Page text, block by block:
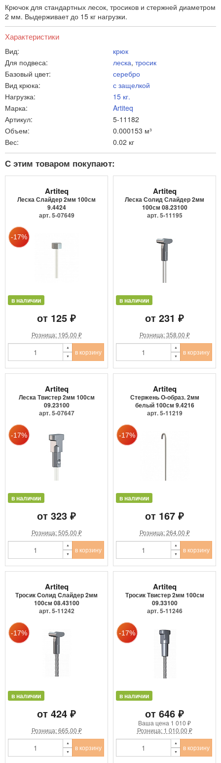
Крючок для стандартных лесок, тросиков и стержней диаметром
2 мм. Выдерживает до 15 кг нагрузки.
Характеристики
Вид:
крюк
Для подвеса:
леска, тросик
Базовый цвет:
серебро
Вид крюка:
с защелкой
Нагрузка:
15 кг.
Марка:
Artiteq
Артикул:
5-11182
Объем:
0.000153 м³
Вес:
0.02 кг
С этим товаром покупают:
Artiteq
Леска Слайдер 2мм 100см
9.4424
арт. 5-07649
в наличии
от 125 ₽
Розница: 195.00 ₽
в корзину
Artiteq
Леска Солид Слайдер 2мм
100см 08.23100
арт. 5-11195
в наличии
от 231 ₽
Розница: 358.00 ₽
в корзину
Artiteq
Леска Твистер 2мм 100см
09.23100
арт. 5-07647
в наличии
от 323 ₽
Розница: 505.00 ₽
в корзину
Artiteq
Стержень O-образ. 2мм
белый 100см 9.4216
арт. 5-11219
в наличии
от 167 ₽
Розница: 264.00 ₽
в корзину
Artiteq
Тросик Cолид Cлайдер 2мм
100см 08.43100
арт. 5-11242
в наличии
от 424 ₽
Розница: 665.00 ₽
в корзину
Artiteq
Тросик Твистер 2мм 100см
09.33100
арт. 5-11246
в наличии
от 646 ₽
Ваша цена 1 010 ₽
Розница: 1 010.00 ₽
в корзину